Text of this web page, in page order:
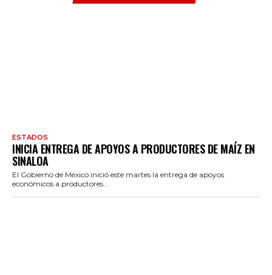
ESTADOS
INICIA ENTREGA DE APOYOS A PRODUCTORES DE MAÍZ EN
SINALOA
El Gobierno de México inició este martes la entrega de apoyos
económicos a productores...